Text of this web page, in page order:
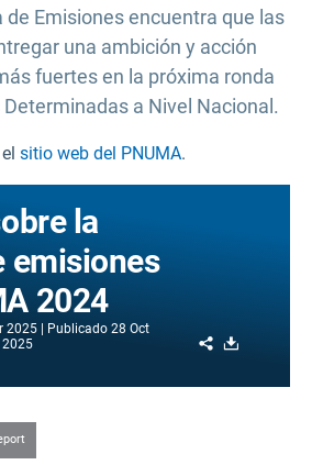
de Emisiones encuentra que las
una ambición y acción
fuertes en la próxima ronda
a Nivel Nacional.
sitio web del PNUMA.
la
emisiones
2024
2025 Publicado 28 Oct
2025 Share